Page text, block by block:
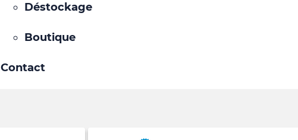
Déstockage
Boutique
Contact